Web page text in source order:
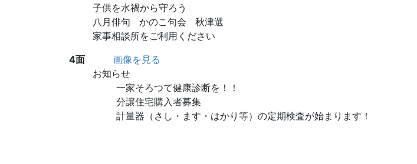
子供を水禍から守ろう
八月俳句 かのこ句会 秋津選
家事相談所をご利用ください
4面
画像を見る
お知らせ
一家そろつて健康診断を！！
分譲住宅購入者募集
計量器（さし・ます・はかり等）の定期検査が始まります！